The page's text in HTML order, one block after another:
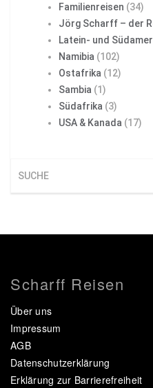
Familienreisen (34)
Jörg Scharff – der
Latein- und
Namibia (102)
Ostafrika (12)
Sambia (1)
Südafrika (3)
USA & Kanada (17)
Scharff Reisen
Über uns
Impressum
AGB
Datenschutzerklärung
Erklärung zur Barrierefreiheit